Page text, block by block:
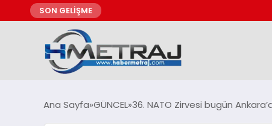
SON GELİŞME
Ana Sayfa GÜNCEL 36. NATO Zirvesi bugün